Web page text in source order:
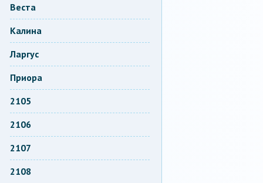
Веста
Калина
Ларгус
Приора
2105
2106
2107
2108